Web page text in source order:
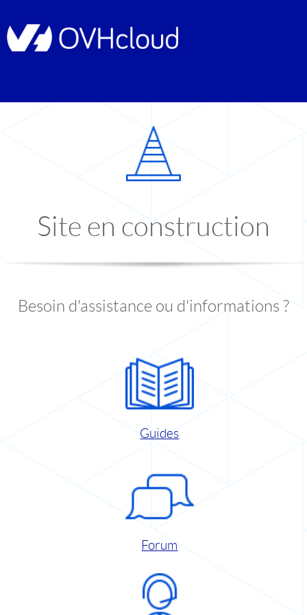
Site en construction
Besoin d'assistance ou d'informations ?
Guides
Forum